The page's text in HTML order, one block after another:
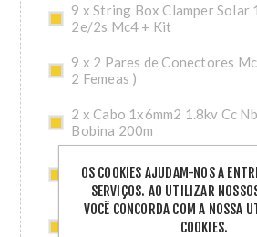
9 x String Box Clamper Solar
2e/2s Mc4 + Kit
9 x 2 Pares de Conectores
2 Femeas )
2 x Cabo 1x6mm2 1.8kv Cc
Bobina 200m
2 x Cabo 1x6mm2 1.8kv Cc
Pc Bobina 200m
2 x Cabo 1x6mm2 1.8kv Cc
OS COOKIES AJUDAM-NOS A
SERVIÇOS. AO UTILIZAR
VOCÊ CONCORDA COM A NOSSA
COOKIES.